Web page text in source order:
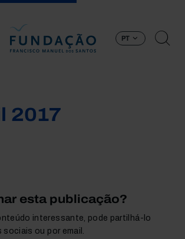
PT
2017
esta publicação?
interessante, pode partilhá-lo
sociais ou por email.